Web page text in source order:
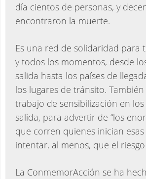
día cientos de personas, y
encontraron la muerte.
Es una red de solidaridad para
y todos los momentos, desde
salida hasta los países de
los lugares de tránsito.
trabajo de sensibilización en
salida, para advertir de “los
que corren quienes inician
intentar, al menos, que el
La ConmemorAcción se ha